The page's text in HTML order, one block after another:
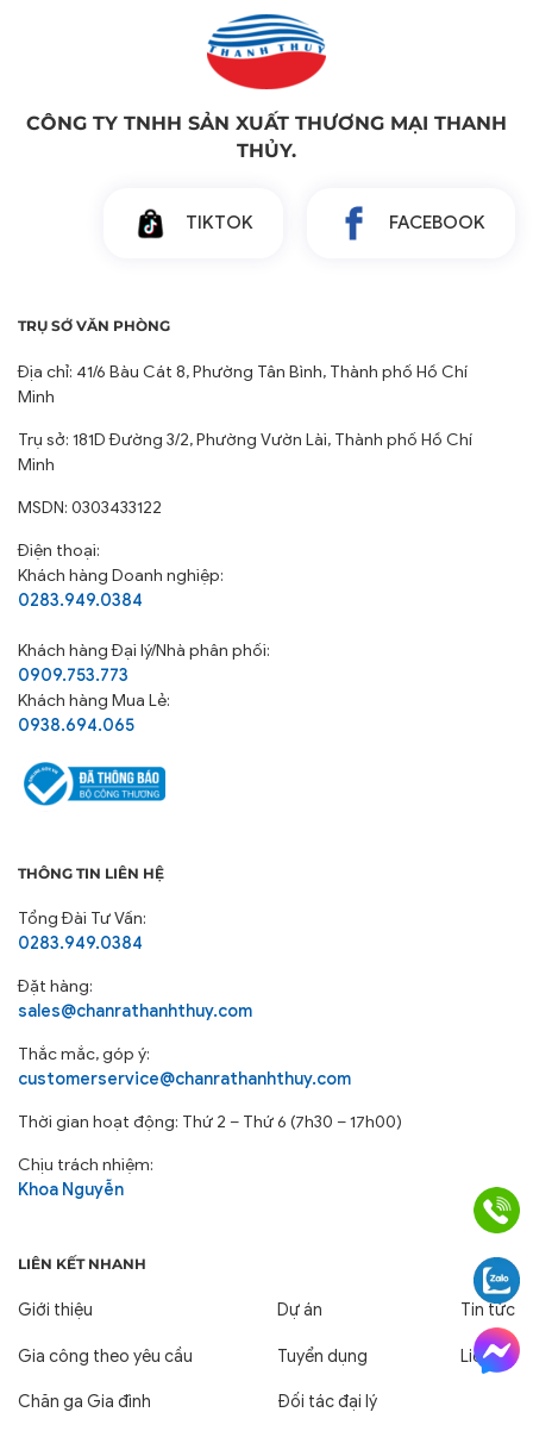
CÔNG TY TNHH SẢN XUẤT THƯƠNG MẠI THANH
THỦY.
TIKTOK FACEBOOK
TRỤ SỞ VĂN PHÒNG
Địa chỉ: 41/6 Bàu Cát 8, Phường Tân Bình, Thành phố Hồ Chí
Minh
Trụ sở: 181D Đường 3/2, Phường Vườn Lài, Thành phố Hồ Chí
Minh
MSDN: 0303433122
Điện thoại:
Khách hàng Doanh nghiệp:
0283.949.0384
Khách hàngĐại lý/Nhà phân phối:
0909.753.773
Khách hàng Mua Lẻ:
0938.694.065
THÔNG TIN LIÊN HỆ
Tổng Đài Tư Vấn:
0283.949.0384
Đặt hàng:
sales@chanrathanhthuy.com
Thắc mắc, góp ý:
customerservice@chanrathanhthuy.com
Thời gian hoạt động: Thứ 2 – Thứ 6 (7h30 – 17h00)
Chịu trách nhiệm:
Khoa Nguyễn
LIÊN KẾT NHANH
Giới thiệu
Gia công theo yêu cầu
Chăn ga Gia đình
Dự án
Tuyển dụng
Đối tác đại lý
Tin tức
Liên hệ